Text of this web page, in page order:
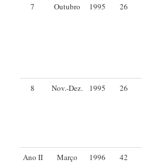
7
Outubro 1995 26
8
Nov.-Dez. 1995 26
Ano II
Março 1996 42